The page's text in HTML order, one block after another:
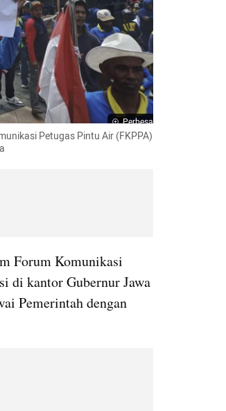
Perbesar
Petugas Pintu Air (FKPPA)
Forum Komunikasi
di kantor Gubernur Jawa
Pemerintah dengan